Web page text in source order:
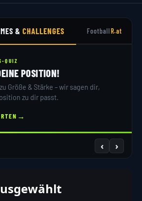
&CHALLENGES FootballR.at
QUIZ
POSITION!
Größe & Stärke – wir sagen dir,
zu dir passt.
→
‹ ›